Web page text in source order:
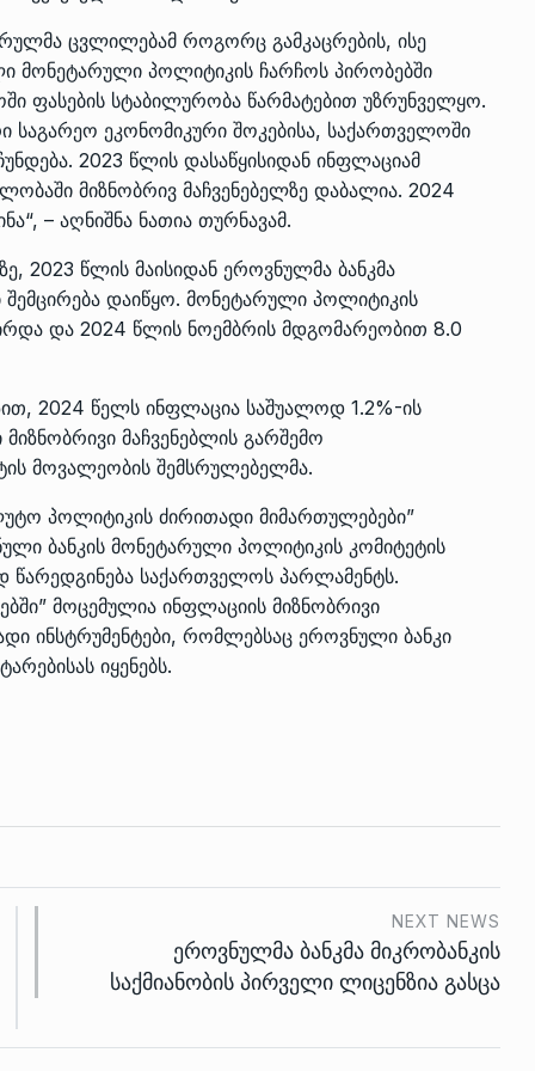
ცვლილებამ როგორც გამკაცრების, ისე
მონეტარული პოლიტიკის ჩარჩოს პირობებში
ფასების სტაბილურობა წარმატებით უზრუნველყო.
ეკონომიკური შოკებისა, საქართველოში
2023 წლის დასაწყისიდან ინფლაციამ
მიზნობრივ მაჩვენებელზე დაბალია. 2024
– აღნიშნა ნათია თურნავამ.
2023 წლის მაისიდან ეროვნულმა ბანკმა
დაიწყო. მონეტარული პოლიტიკის
და 2024 წლის ნოემბრის მდგომარეობით 8.0
2024 წელს ინფლაცია საშუალოდ 1.2%-ის
მაჩვენებლის გარშემო
მოვალეობის შემსრულებელმა.
პოლიტიკის ძირითადი მიმართულებები”
ბანკის მონეტარული პოლიტიკის კომიტეტის
წარედგინება საქართველოს პარლამენტს.
მოცემულია ინფლაციის მიზნობრივი
ინსტრუმენტები, რომლებსაც ეროვნული ბანკი
იყენებს.
NEXT NEWS
ეროვნულმა ბანკმა მიკრობანკის
საქმიანობის პირველი ლიცენზია გასცა